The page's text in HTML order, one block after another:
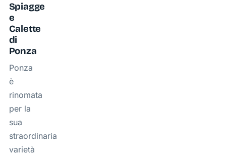
Spiagge
e
Calette
di
Ponza
Ponza
è
rinomata
per la
sua
straordinaria
varietà